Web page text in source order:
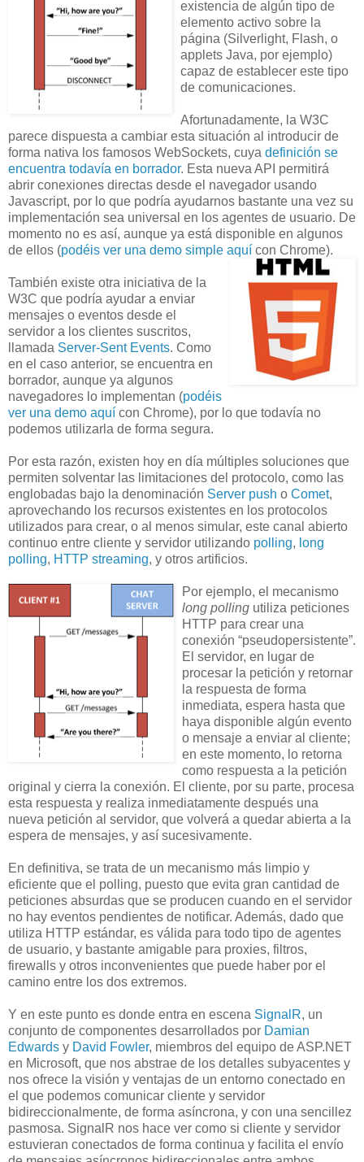
existencia de algún tipo de
elemento activo sobre la
página (Silverlight, Flash, o
applets Java, por ejemplo)
capaz de establecer este tipo
de comunicaciones.
Afortunadamente, la W3C
parece dispuesta a cambiar esta situación al introducir de
forma nativa los famosos WebSockets, cuya definición se
encuentra todavía en borrador. Esta nueva API permitirá
abrir conexiones directas desde el navegador usando
Javascript, por lo que podría ayudarnos bastante una vez su
implementación sea universal en los agentes de usuario. De
momento no es así, aunque ya está disponible en algunos
de ellos (podéis ver una demo simple aquí con Chrome).
También existe otra iniciativa de la
W3C que podría ayudar a enviar
mensajes o eventos desde el
servidor a los clientes suscritos,
llamada Server-Sent Events. Como
en el caso anterior, se encuentra en
borrador, aunque ya algunos
navegadores lo implementan (podéis
ver una demo aquí con Chrome), por lo que todavía no
podemos utilizarla de forma segura.
Por esta razón, existen hoy en día múltiples soluciones que
permiten solventar las limitaciones del protocolo, como las
englobadas bajo la denominación Server push o Comet,
aprovechando los recursos existentes en los protocolos
utilizados para crear, o al menos simular, este canal abierto
continuo entre cliente y servidor utilizando polling, long
polling, HTTP streaming, y otros artificios.
Por ejemplo, el mecanismo
long polling utiliza peticiones
HTTP para crear una
conexión “pseudopersistente”.
El servidor, en lugar de
procesar la petición y retornar
la respuesta de forma
inmediata, espera hasta que
haya disponible algún evento
o mensaje a enviar al cliente;
en este momento, lo retorna
como respuesta a la petición
original y cierra la conexión. El cliente, por su parte, procesa
esta respuesta y realiza inmediatamente después una
nueva petición al servidor, que volverá a quedar abierta a la
espera de mensajes, y así sucesivamente.
En definitiva, se trata de un mecanismo más limpio y
eficiente que el polling, puesto que evita gran cantidad de
peticiones absurdas que se producen cuando en el servidor
no hay eventos pendientes de notificar. Además, dado que
utiliza HTTP estándar, es válida para todo tipo de agentes
de usuario, y bastante amigable para proxies, filtros,
firewalls y otros inconvenientes que puede haber por el
camino entre los dos extremos.
Y en este punto es donde entra en escena SignalR, un
conjunto de componentes desarrollados por Damian
Edwards y David Fowler, miembros del equipo de ASP.NET
en Microsoft, que nos abstrae de los detalles subyacentes y
nos ofrece la visión y ventajas de un entorno conectado en
el que podemos comunicar cliente y servidor
bidireccionalmente, de forma asíncrona, y con una sencillez
pasmosa. SignalR nos hace ver como si cliente y servidor
estuvieran conectados de forma continua y facilita el envío